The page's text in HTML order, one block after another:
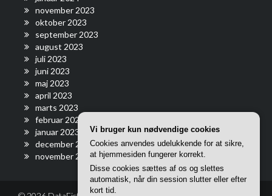
november 2023
oktober 2023
september 2023
august 2023
juli 2023
juni 2023
maj 2023
april 2023
marts 2023
februar 2023
januar 2023
december 2022
november 2022
Vi bruger kun nødvendige cookies
Cookies anvendes udelukkende for at sikre,
at hjemmesiden fungerer korrekt.
Disse cookies sættes af os og slettes
automatisk, når din session slutter eller efter
kort tid.